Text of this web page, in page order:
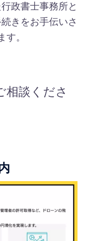
政書士事務所と
きをお手伝いさ
。
相談くださ